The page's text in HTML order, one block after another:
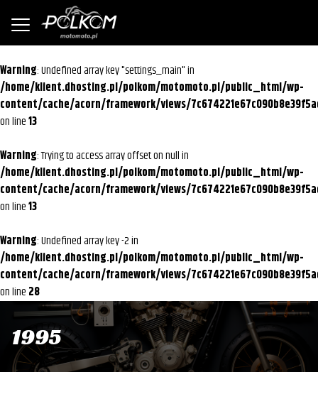
Warning : Undefined array key "settings_main" in
/home/klient.dhosting.pl/polkom/motomoto.pl/public_html/wp-
content/cache/acorn/framework/views/
on line13
Warning : Trying to access array offset on null in
/home/klient.dhosting.pl/polkom/motomoto.pl/public_html/wp-
content/cache/acorn/framework/views/
on line13
Warning : Undefined array key -2 in
/home/klient.dhosting.pl/polkom/motomoto.pl/public_html/wp-
content/cache/acorn/framework/views/
on line 28
1995